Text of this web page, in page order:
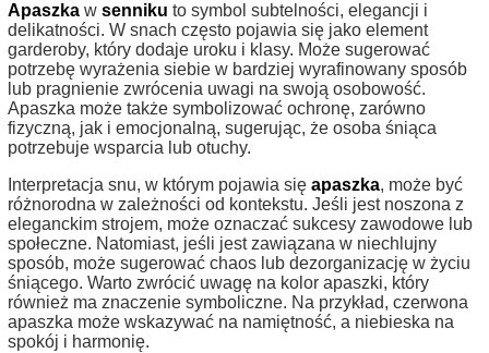
Apaszka w senniku to symbol subtelności, elegancji i
delikatności. W snach często pojawia się jako element
garderoby, który dodaje uroku i klasy. Może sugerować
potrzebę wyrażenia siebie w bardziej wyrafinowany sposób
lub pragnienie zwrócenia uwagi na swoją osobowość.
Apaszka może także symbolizować ochronę, zarówno
fizyczną, jak i emocjonalną, sugerując, że osoba śniąca
potrzebuje wsparcia lub otuchy.
Interpretacja snu, w którym pojawia się apaszka, może być
różnorodna w zależności od kontekstu. Jeśli jest noszona z
eleganckim strojem, może oznaczać sukcesy zawodowe lub
społeczne. Natomiast, jeśli jest zawiązana w niechlujny
sposób, może sugerować chaos lub dezorganizację w życiu
śniącego. Warto zwrócić uwagę na kolor apaszki, który
również ma znaczenie symboliczne. Na przykład, czerwona
apaszka może wskazywać na namiętność, a niebieska na
spokój i harmonię.